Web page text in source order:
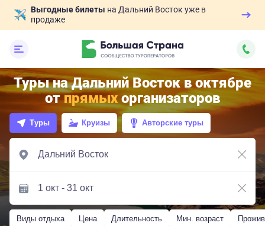
Выгодные билеты на Дальний Восток уже в
продаже
Туры на Дальний Восток в октябре
отпрямыхорганизаторов
Туры Круизы Авторские туры
Виды отдыха Цена Длительность Мин. возраст